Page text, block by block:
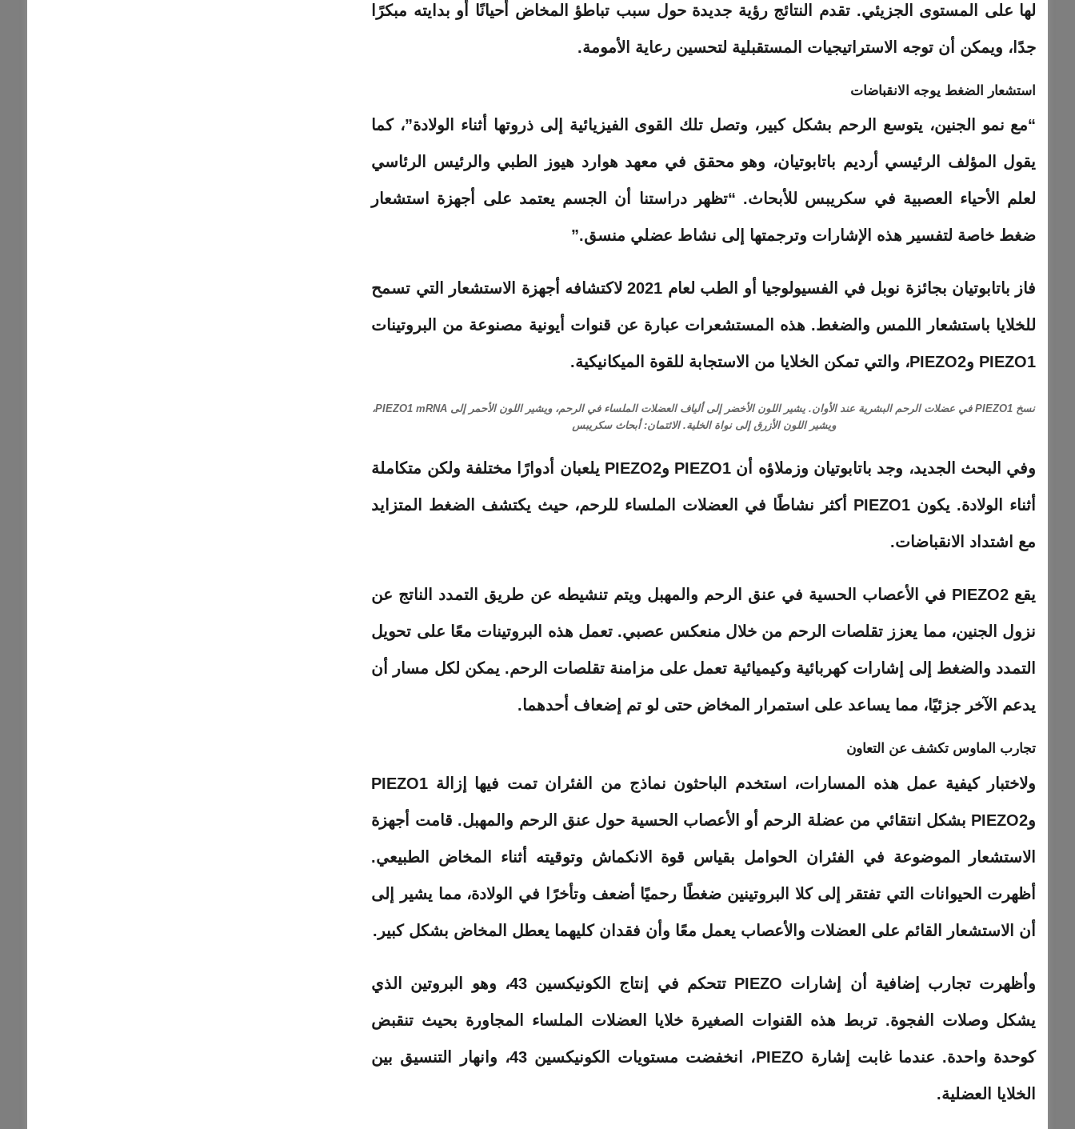
لها على المستوى الجزيئي. تقدم النتائج رؤية جديدة حول سبب تباطؤ المخاض أحيانًا أو بدايته مبكرًا
جدًا، ويمكن أن توجه الاستراتيجيات المستقبلية لتحسين رعاية الأمومة.
استشعار الضغط يوجه الانقباضات
“مع نمو الجنين، يتوسع الرحم بشكل كبير، وتصل تلك القوى الفيزيائية إلى ذروتها أثناء الولادة”، كما
يقول المؤلف الرئيسي أرديم باتابوتيان، وهو محقق في معهد هوارد هيوز الطبي والرئيس الرئاسي
لعلم الأحياء العصبية في سكريبس للأبحاث. “تظهر دراستنا أن الجسم يعتمد على أجهزة استشعار
ضغط خاصة لتفسير هذه الإشارات وترجمتها إلى نشاط عضلي منسق.”
فاز باتابوتيان بجائزة نوبل في الفسيولوجيا أو الطب لعام 2021 لاكتشافه أجهزة الاستشعار التي تسمح
للخلايا باستشعار اللمس والضغط. هذه المستشعرات عبارة عن قنوات أيونية مصنوعة من البروتينات
PIEZO1 وPIEZO2، والتي تمكن الخلايا من الاستجابة للقوة الميكانيكية.
نسخ PIEZO1 في عضلات الرحم البشرية عند الأوان. يشير اللون الأخضر إلى ألياف العضلات الملساء في الرحم، ويشير اللون الأحمر إلى PIEZO1 mRNA،
ويشير اللون الأزرق إلى نواة الخلية. الائتمان: أبحاث سكريبس
وفي البحث الجديد، وجد باتابوتيان وزملاؤه أن PIEZO1 وPIEZO2 يلعبان أدوارًا مختلفة ولكن متكاملة
أثناء الولادة. يكون PIEZO1 أكثر نشاطًا في العضلات الملساء للرحم، حيث يكتشف الضغط المتزايد
مع اشتداد الانقباضات.
يقع PIEZO2 في الأعصاب الحسية في عنق الرحم والمهبل ويتم تنشيطه عن طريق التمدد الناتج عن
نزول الجنين، مما يعزز تقلصات الرحم من خلال منعكس عصبي. تعمل هذه البروتينات معًا على تحويل
التمدد والضغط إلى إشارات كهربائية وكيميائية تعمل على مزامنة تقلصات الرحم. يمكن لكل مسار أن
يدعم الآخر جزئيًا، مما يساعد على استمرار المخاض حتى لو تم إضعاف أحدهما.
تجارب الماوس تكشف عن التعاون
ولاختبار كيفية عمل هذه المسارات، استخدم الباحثون نماذج من الفئران تمت فيها إزالة PIEZO1
وPIEZO2 بشكل انتقائي من عضلة الرحم أو الأعصاب الحسية حول عنق الرحم والمهبل. قامت أجهزة
الاستشعار الموضوعة في الفئران الحوامل بقياس قوة الانكماش وتوقيته أثناء المخاض الطبيعي.
أظهرت الحيوانات التي تفتقر إلى كلا البروتينين ضغطًا رحميًا أضعف وتأخرًا في الولادة، مما يشير إلى
أن الاستشعار القائم على العضلات والأعصاب يعمل معًا وأن فقدان كليهما يعطل المخاض بشكل كبير.
وأظهرت تجارب إضافية أن إشارات PIEZO تتحكم في إنتاج الكونيكسين 43، وهو البروتين الذي
يشكل وصلات الفجوة. تربط هذه القنوات الصغيرة خلايا العضلات الملساء المجاورة بحيث تنقبض
كوحدة واحدة. عندما غابت إشارة PIEZO، انخفضت مستويات الكونيكسين 43، وانهار التنسيق بين
الخلايا العضلية.